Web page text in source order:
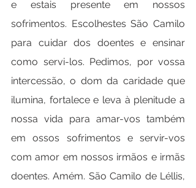
e estais presente em nossos
sofrimentos. Escolhestes São Camilo
para cuidar dos doentes e ensinar
como servi-los. Pedimos, por vossa
intercessão, o dom da caridade que
ilumina, fortalece e leva à plenitude a
nossa vida para amar-vos também
em ossos sofrimentos e servir-vos
com amor em nossos irmãos e irmãs
doentes. Amém. São Camilo de Léllis,